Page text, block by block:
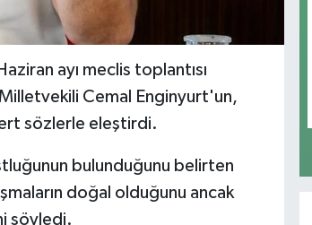
ayı meclis toplantısı
Cemal Enginyurt'un,
sözlerle eleştirdi.
bulunduğunu belirten
doğal olduğunu ancak
söyledi.